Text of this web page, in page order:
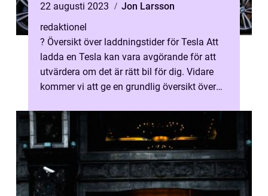
22 augusti 2023
Jon Larsson
redaktionel
? Översikt över laddningstider för Tesla Att
ladda en Tesla kan vara avgörande för att
utvärdera om det är rätt bil för dig. Vidare
kommer vi att ge en grundlig översikt över